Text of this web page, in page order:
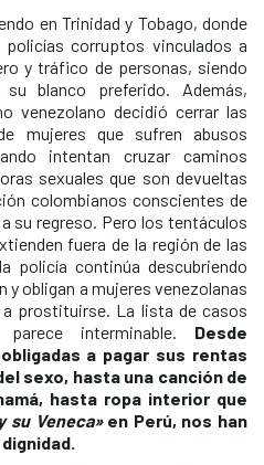
en Trinidad y Tobago, donde
corruptos vinculados a
y tráfico de personas, siendo
blanco preferido. Además,
venezolano decidió cerrar las
mujeres que sufren abusos
intentan cruzar caminos
sexuales que son devueltas
colombianos conscientes de
su regreso. Pero los tentáculos
fuera de la región de las
policía continúa descubriendo
y obligan a mujeres venezolanas
prostituirse. La lista de casos
interminable. Desde
a pagar sus rentas
sexo, hasta una canción de
hasta ropa interior que
su Veneca» en Perú, nos han